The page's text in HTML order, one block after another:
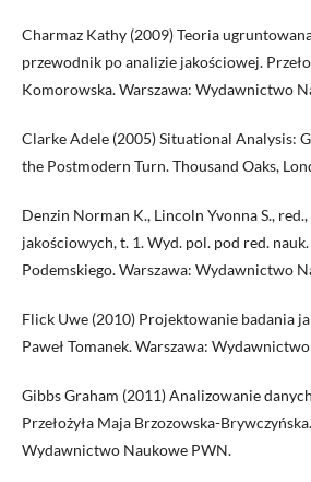
Charmaz Kathy (2009) Teoria
przewodnik po analizie jakościowej.
Komorowska. Warszawa: Wydawnictwo
Clarke Adele (2005) Situational Analysis:
the Postmodern Turn. Thousand Oaks,
Denzin Norman K., Lincoln Yvonna S.,
jakościowych, t. 1. Wyd. pol. pod red.
Podemskiego. Warszawa: Wydawnictwo
Flick Uwe (2010) Projektowanie badania
Paweł Tomanek. Warszawa:
Gibbs Graham (2011) Analizowanie
Przełożyła Maja Brzozowska-
Wydawnictwo Naukowe PWN.